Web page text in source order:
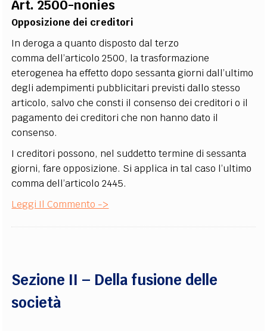
Art. 2500-nonies
Opposizione dei creditori
In deroga a quanto disposto dal terzo
comma dell’articolo 2500, la trasformazione
eterogenea ha effetto dopo sessanta giorni dall’ultimo
degli adempimenti pubblicitari previsti dallo stesso
articolo, salvo che consti il consenso dei creditori o il
pagamento dei creditori che non hanno dato il
consenso.
I creditori possono, nel suddetto termine di sessanta
giorni, fare opposizione. Si applica in tal caso l’ultimo
comma dell’articolo 2445.
Leggi Il Commento ->
Sezione II – Della fusione delle
società